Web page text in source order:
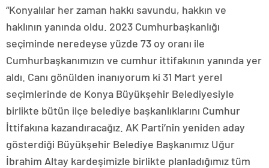
“Konyalılar her zaman hakkı savundu, hakkın ve
haklının yanında oldu. 2023 Cumhurbaşkanlığı
seçiminde neredeyse yüzde 73 oy oranı ile
Cumhurbaşkanımızın ve cumhur ittifakının yanında yer
aldı. Canı gönülden inanıyorum ki 31 Mart yerel
seçimlerinde de Konya Büyükşehir Belediyesiyle
birlikte bütün ilçe belediye başkanlıklarını Cumhur
İttifakına kazandıracağız. AK Parti’nin yeniden aday
gösterdiği Büyükşehir Belediye Başkanımız Uğur
İbrahim Altay kardeşimizle birlikte planladığımız tüm